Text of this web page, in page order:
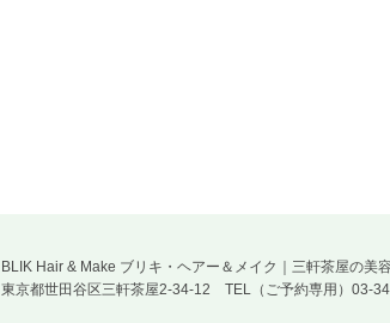
BLIK Hair & Make ブリキ・ヘアー＆メイク｜三軒茶屋の美
東京都世田谷区三軒茶屋2-34-12 TEL（ご予約専用）03-